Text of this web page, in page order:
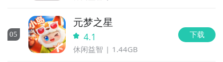
全球好游抢先下 福利礼包免费领 官方直播陪你玩
立即下载
立即下载
05
元梦之星
4.1
休闲益智 1.44GB
下载